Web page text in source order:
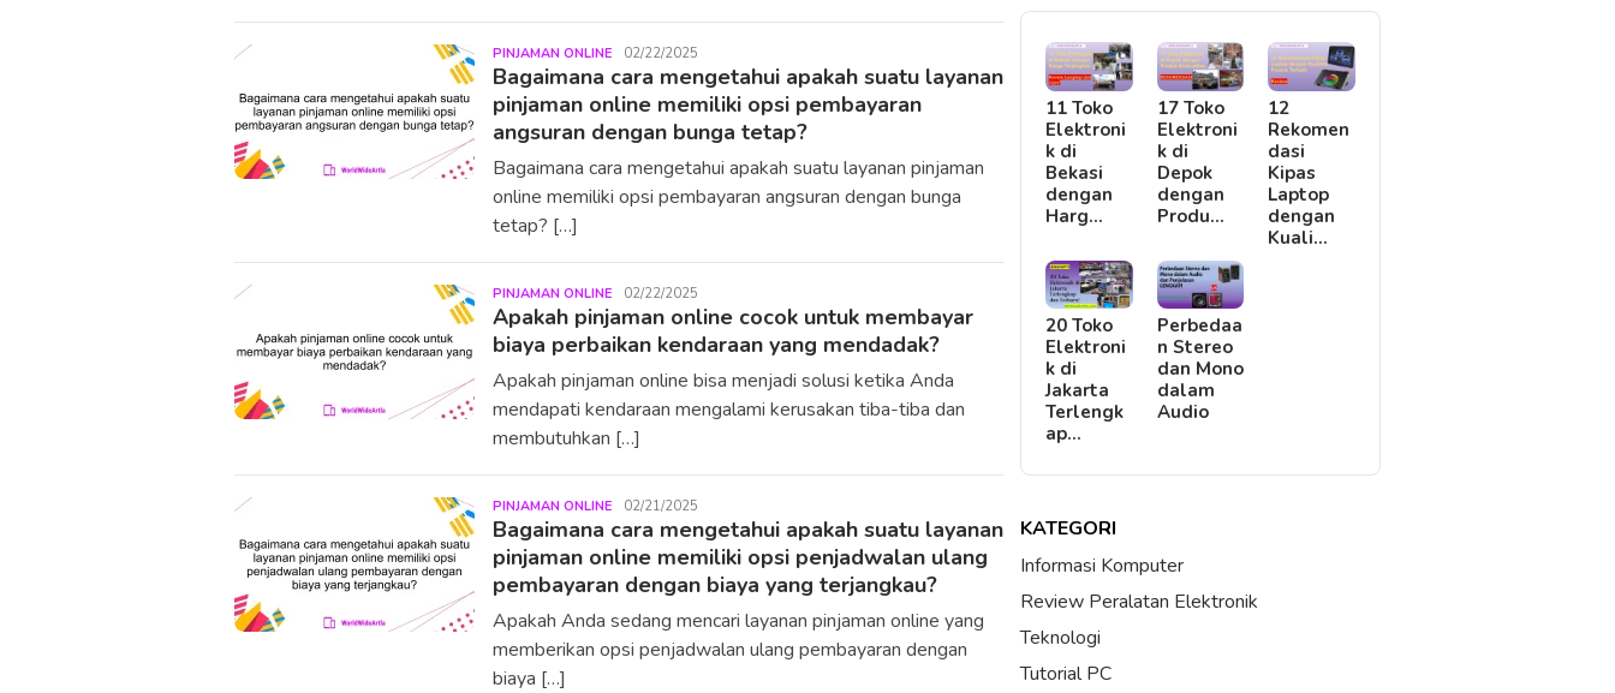
PINJAMAN ONLINE LiuYunlong
02/22/2025
Bagaimana cara mengetahui apakah suatu layanan
pinjaman online memiliki opsi pembayaran
angsuran dengan bunga tetap?
Bagaimana cara mengetahui apakah suatu layanan pinjaman
online memiliki opsi pembayaran angsuran dengan bunga
tetap? […]
PINJAMAN ONLINE LiuYunlong
02/22/2025
Apakah pinjaman online cocok untuk membayar
biaya perbaikan kendaraan yang mendadak?
Apakah pinjaman online bisa menjadi solusi ketika Anda
mendapati kendaraan mengalami kerusakan tiba-tiba dan
membutuhkan […]
PINJAMAN ONLINE LiuYunlong
02/21/2025
Bagaimana cara mengetahui apakah suatu layanan
pinjaman online memiliki opsi penjadwalan ulang
pembayaran dengan biaya yang terjangkau?
Apakah Anda sedang mencari layanan pinjaman online yang
memberikan opsi penjadwalan ulang pembayaran dengan
biaya […]
11 Toko
Elektroni
k di
Bekasi
dengan
Harg…
17 Toko
Elektroni
k di
Depok
dengan
Produ…
12
Rekomen
dasi
Kipas
Laptop
dengan
Kuali…
20 Toko
Elektroni
k di
Jakarta
Terlengk
ap…
Perbedaa
n Stereo
dan Mono
dalam
Audio
KATEGORI
Informasi Komputer
Review Peralatan Elektronik
Teknologi
Tutorial PC